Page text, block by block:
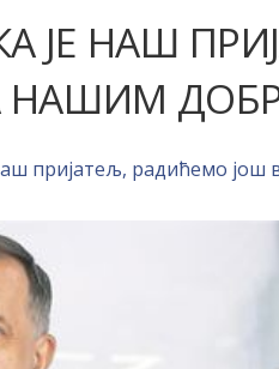
ЈЕ НАШ
НАШИМ
пријатељ, радићемо